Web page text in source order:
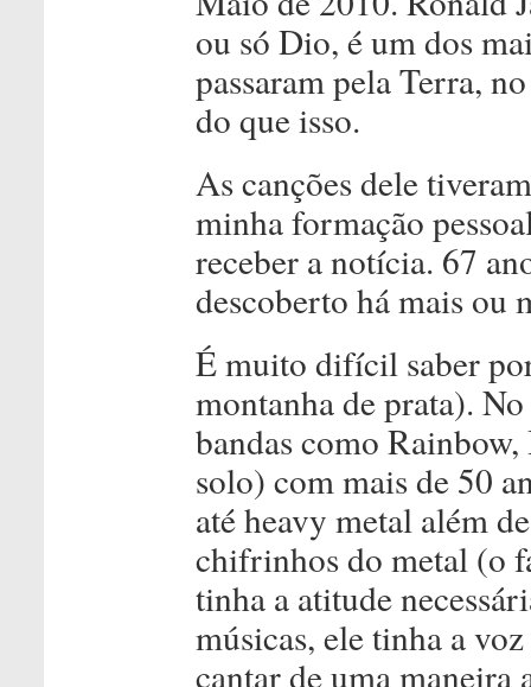
ou só Dio, é um dos
passaram pela Terra,
do que isso.
As canções dele
minha formação
receber a notícia. 67
descoberto há mais ou
É muito difícil saber
montanha de prata).
bandas como
solo) com mais de 50
até heavy metal além
chifrinhos do metal (o
tinha a atitude
músicas, ele tinha a
cantar de uma maneira